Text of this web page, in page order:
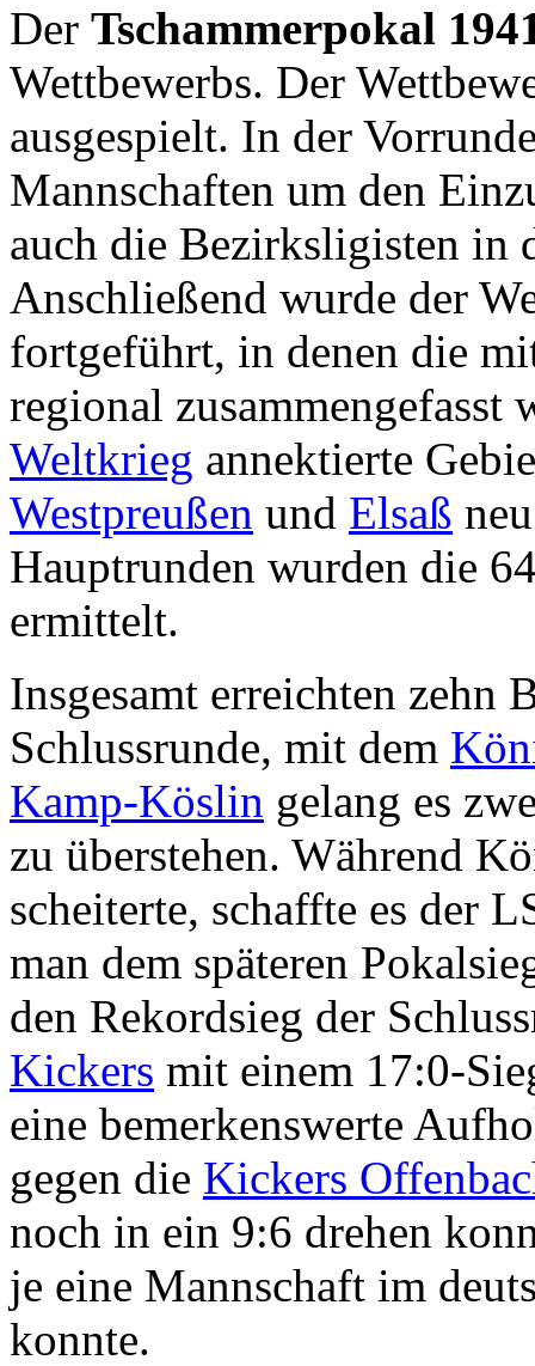
Der Tschammerpokal
Wettbewerbs. Der
ausgespielt. In der
Mannschaften um den
auch die Bezirksligisten in
Anschließend wurde der
fortgeführt, in denen die
regional
Weltkrieg annektierte
Westpreußen und Elsaß
Hauptrunden wurden die
ermittelt.
Insgesamt erreichten zehn
Schlussrunde, mit dem
Kamp-Köslin gelang es
zu überstehen. Während
scheiterte, schaffte es der
man dem späteren
den Rekordsieg der
Kickers mit einem 17:0-
eine bemerkenswerte
gegen die Kickers
noch in ein 9:6 drehen
je eine Mannschaft im
konnte.